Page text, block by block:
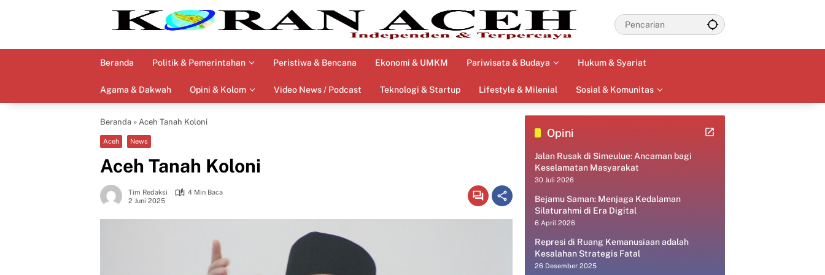
Beranda Politik & Pemerintahan Peristiwa & Bencana Ekonomi & UMKM Pariwisata & Budaya Hukum & Syariat
Agama & Dakwah Opini & Kolom Video News / Podcast Teknologi & Startup Lifestyle & Milenial Sosial & Komunitas
Beranda » Aceh Tanah Koloni
Aceh News
Aceh Tanah Koloni
Tim Redaksi
4 Min Baca
2 Juni 2025
Opini
Jalan Rusak di Simeulue: Ancaman bagi
Keselamatan Masyarakat
30 Juli 2026
Bejamu Saman: Menjaga Kedalaman
Silaturahmi di Era Digital
6 April 2026
Represi di Ruang Kemanusiaan adalah
Kesalahan Strategis Fatal
26 Desember 2025